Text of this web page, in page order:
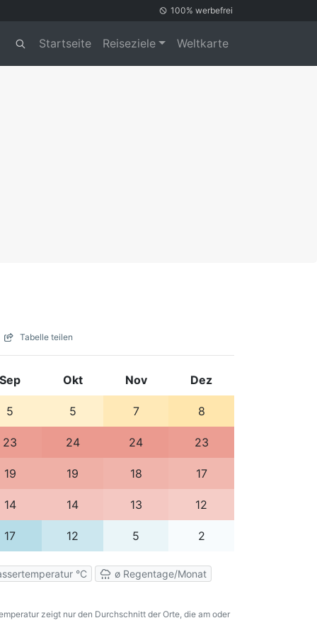
100% werbefrei
Startseite Reiseziele Weltkarte
Tabelle teilen
Sep Okt Nov Dez
5 5 7 8
23 24 24 23
19 19 18 17
14 14 13 12
17 12 5 2
°C ø Regentage/Monat
zeigt nur den Durchschnitt der Orte, die am oder